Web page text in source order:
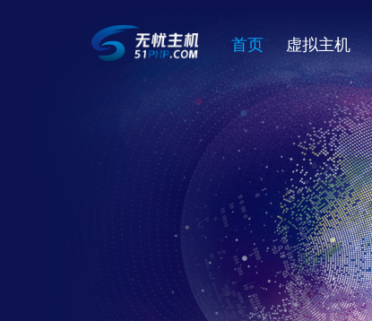
首页 虚拟主机